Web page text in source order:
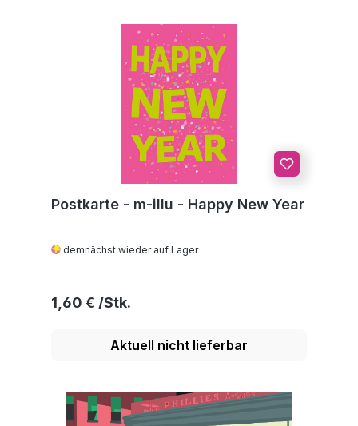
Postkarte - m-illu - Happy New Year
demnächst wieder auf Lager
Regulärer Preis:
1,60 €
Aktuell nicht lieferbar